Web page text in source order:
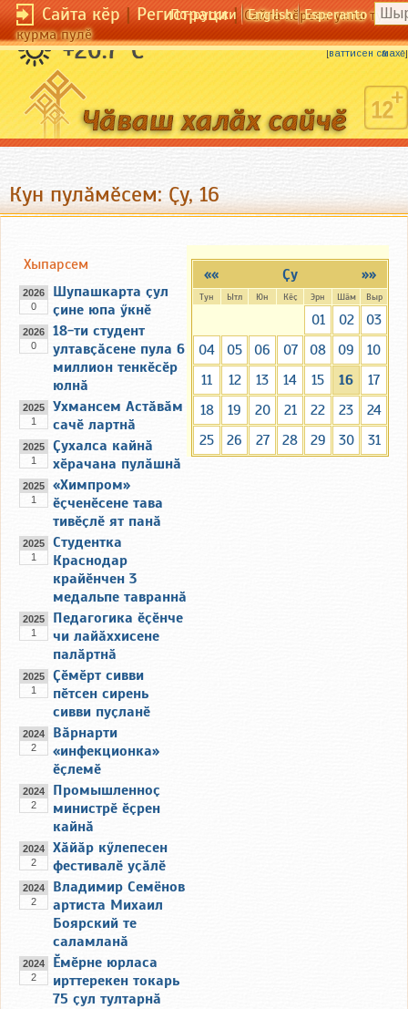
Сайта кӗр|Регистраци|Сайта кӗрсен унпа
курма пулӗ
По-русски English Esperanto
+20.7 °C Макӑрман ачана чӗчӗ памаҫҫӗ.
[ваттисен сӑмахӗ]
Кун пулӑмӗсем: Ҫу, 16
»»
«« Ҫу
Тун Ытл Юн Кӗҫ Эрн Шӑм Выр
01 02
03
04
05 06 07 08 09
10
11
12 13 14 15 16
17
18
19 20 21 22 23
24
25
26 27 28 29 30 31
Хыпарсем
2026
0
Шупашкарта ҫул
ҫине юпа ӳкнӗ
2026
0
18-ти студент
ултавҫӑсене пула 6
миллион тенкӗсӗр
юлнӑ
2025
1
Ухмансем Астӑвӑм
сачӗ лартнӑ
2025
1
Ҫухалса кайнӑ
хӗрачана пулӑшнӑ
2025
1
«Химпром»
ӗҫченӗсене тава
тивӗҫлӗ ят панӑ
2025
1
Студентка
Краснодар
крайӗнчен 3
медальпе тавраннӑ
2025
1
Педагогика ӗҫӗнче
чи лайӑххисене
палӑртнӑ
2025
1
Ҫӗмӗрт сивви
пӗтсен сирень
сивви пуҫланӗ
2024
2
Вӑрнарти
«инфекционка»
ӗҫлемӗ
2024
2
Промышленноҫ
министрӗ ӗҫрен
кайнӑ
2024
2
Хӑйӑр кӳлепесен
фестивалӗ уҫӑлӗ
2024
2
Владимир Семёнов
артиста Михаил
Боярский те
саламланӑ
2024
2
Ӗмӗрне юрласа
ирттерекен токарь
75 ҫул тултарнӑ